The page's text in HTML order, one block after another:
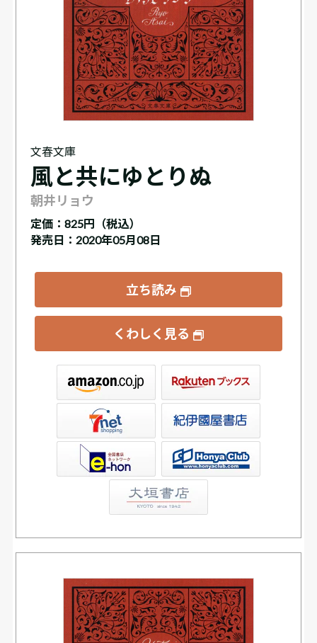
文春文庫
風と共にゆとりぬ
朝井リョウ
定価： 825円（税込）
発売日：2020年05月08日
立ち読み
くわしく見る
書店ウェブストア